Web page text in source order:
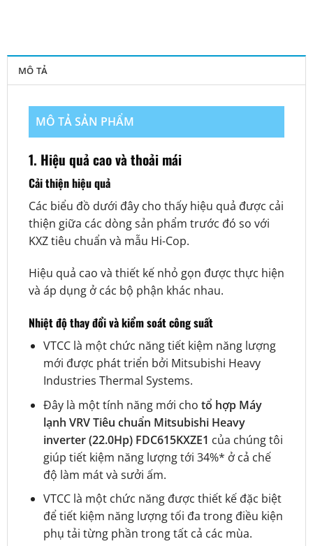
MÔ TẢ
MÔ TẢ SẢN PHẨM
1. Hiệu quả cao và thoải mái
Cải thiện hiệu quả
Các biểu đồ dưới đây cho thấy hiệu quả được cải
thiện giữa các dòng sản phẩm trước đó so với
KXZ tiêu chuẩn và mẫu Hi-Cop.
Hiệu quả cao và thiết kế nhỏ gọn được thực hiện
và áp dụng ở các bộ phận khác nhau.
Nhiệt độ thay đổi và kiểm soát công suất
VTCC là một chức năng tiết kiệm năng lượng
mới được phát triển bởi Mitsubishi Heavy
Industries Thermal Systems.
Đây là một tính năng mới cho tổ hợp Máy
lạnh VRV Tiêu chuẩn Mitsubishi Heavy
inverter (22.0Hp) FDC615KXZE1 của chúng tôi
giúp tiết kiệm năng lượng tới 34%* ở cả chế
độ làm mát và sưởi ấm.
VTCC là một chức năng được thiết kế đặc biệt
để tiết kiệm năng lượng tối đa trong điều kiện
phụ tải từng phần trong tất cả các mùa.